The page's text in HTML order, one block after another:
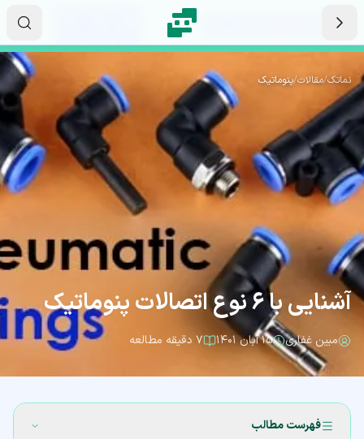
نماتک/مقالات/پنوماتیک
آشنایی با 6 نوع اتصالات پنوماتیک
مبین غفاری ۱۵ آبان ۱۴۰۱ ۷ دقیقه مطالعه
فهرست مطالب